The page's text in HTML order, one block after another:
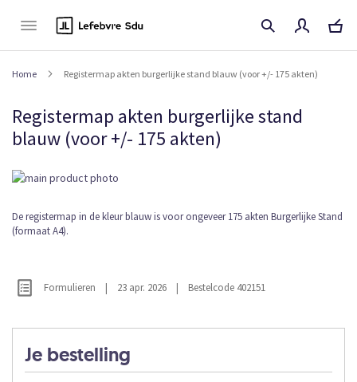
Home Registermap akten burgerlijke stand blauw (voor +/- 175 akten)
Registermap akten burgerlijke stand
blauw (voor +/- 175 akten)
Je bestelling
Ga
het
einde
van
gallerijFormulieren | 23 apr. 2026 | Bestelcode 402151
Ga
naar
van
de
gallerij
De registermap in de kleur blauw is voor ongeveer 175 akten Burgerlijke Stand
(formaat A4).